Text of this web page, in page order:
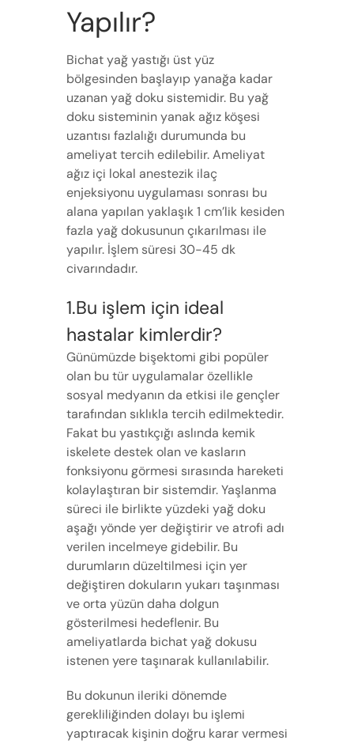
Yapılır?
Bichat yağ yastığı üst yüz
bölgesinden başlayıp yanağa kadar
uzanan yağ doku sistemidir. Bu yağ
doku sisteminin yanak ağız köşesi
uzantısı fazlalığı durumunda bu
ameliyat tercih edilebilir. Ameliyat
ağız içi lokal anestezik ilaç
enjeksiyonu uygulaması sonrası bu
alana yapılan yaklaşık 1 cm’lik kesiden
fazla yağ dokusunun çıkarılması ile
yapılır. İşlem süresi 30-45 dk
civarındadır.
1.Bu işlem için ideal
hastalar kimlerdir?
Günümüzde bişektomi gibi popüler
olan bu tür uygulamalar özellikle
sosyal medyanın da etkisi ile gençler
tarafından sıklıkla tercih edilmektedir.
Fakat bu yastıkçığı aslında kemik
iskelete destek olan ve kasların
fonksiyonu görmesi sırasında hareketi
kolaylaştıran bir sistemdir. Yaşlanma
süreci ile birlikte yüzdeki yağ doku
aşağı yönde yer değiştirir ve atrofi adı
verilen incelmeye gidebilir. Bu
durumların düzeltilmesi için yer
değiştiren dokuların yukarı taşınması
ve orta yüzün daha dolgun
gösterilmesi hedeflenir. Bu
ameliyatlarda bichat yağ dokusu
istenen yere taşınarak kullanılabilir.
Bu dokunun ileriki dönemde
gerekliliğinden dolayı bu işlemi
yaptıracak kişinin doğru karar vermesi